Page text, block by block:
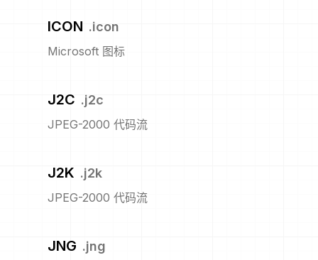
ICON .icon
Microsoft 图标
J2C .j2c
JPEG-2000 代码流
J2K .j2k
JPEG-2000 代码流
JNG .jng